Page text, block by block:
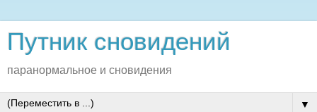
Путник сновидений
паранормальное и сновидения
▼